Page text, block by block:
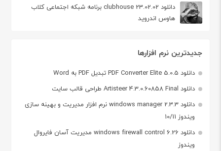
دانلود clubhouse 23.02.02 برنامه شبکه اجتماعی کلاب
هاوس اندروید
جدیدترین نرم افزارها
دانلود PDF Converter Elite 5.0.5 تبدیل PDF به Word
دانلود Artisteer 4.3.0.60858 Final طراحی قالب سایت
دانلود windows manager 2.3.3 نرم افزار مدیریت و بهینه سازی
ویندوز 10/11
دانلود windows firewall control 6.26 مدیریت آسان فایروال
ویندوز